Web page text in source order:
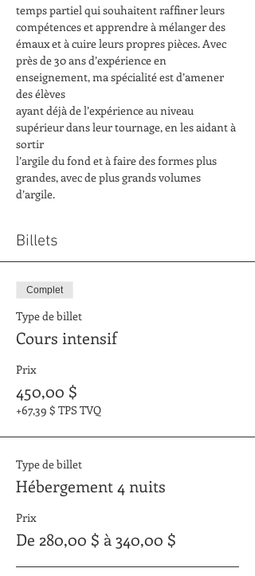
temps partiel qui souhaitent raffiner leurs
compétences et apprendre à mélanger des
émaux et à cuire leurs propres pièces. Avec
près de 30 ans d’expérience en
enseignement, ma spécialité est d’amener
des élèves
ayant déjà de l’expérience au niveau
supérieur dans leur tournage, en les aidant à
sortir
l’argile du fond et à faire des formes plus
grandes, avec de plus grands volumes
d’argile.
Billets
Complet
Type de billet
Cours intensif
Prix
450,00 $
+67,39 $ TPS TVQ
Type de billet
Hébergement 4 nuits
Prix
De 280,00 $ à 340,00 $